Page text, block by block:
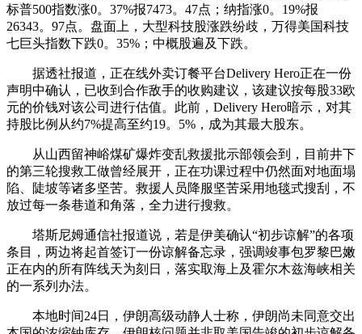
标普500指数涨0。37%报7473。47点；纳指涨0。19%报
26343。97点。盘面上，大型科技股涨跌纷歧，万得美国科技
七巨头指数下跌0。35%；中概股遍及下跌。
据透社报道，正在线外卖订餐平台Delivery Hero正在一份
声明中确认，已收到合作敌手的收购建议，该建议按每股33欧
元的价钱对该公司进行估值。此前，Delivery Hero暗示，对其
持股比例从约7%提高至约19。5%，成为其最大股东。
从山西留神峪煤矿爆炸变乱救援批示部领会到，目前井下
的第三轮搜救工做曾经展开，正在功课过程中仍然面对地面塌
陷、陡坡等诸多坚苦。救援人员降服坚苦采用地毯式搜刮，不
放过每一条巷道和角落，全力进行搜救。
塔斯尼姆通信社报道说，若是伊美确认“初步谅解”的各项
条目，两边将起首签订一份谅解备忘录，强调竣事包罗黎巴嫩
正在内的所有阵线天为刻日，落实取海上及霍尔木兹海峡相关
的一系列办法。
本地时间24日，伊朗高级动静人士称，伊朗尚未同意交出